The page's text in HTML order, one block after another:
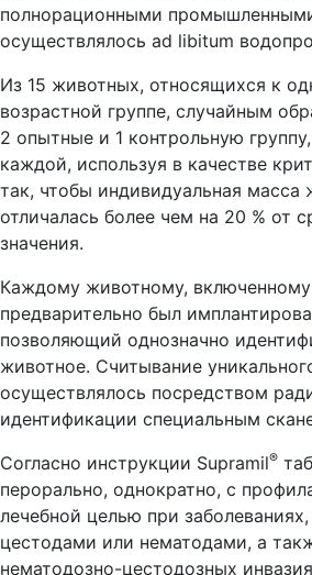
полнорационными
осуществлялось ad libitum
Из 15 животных, относящихся к
возрастной группе, случайным
2 опытные и 1 контрольную
каждой, используя в качестве
так, чтобы индивидуальная масса
отличалась более чем на 20 % от
значения.
Каждому животному, включенному
предварительно был
позволяющий однозначно
животное. Считывание
осуществлялось посредством
идентификации специальным
Согласно инструкции Supramil®
перорально, однократно, с
лечебной целью при
цестодами или нематодами, а
нематодозно-цестодозных